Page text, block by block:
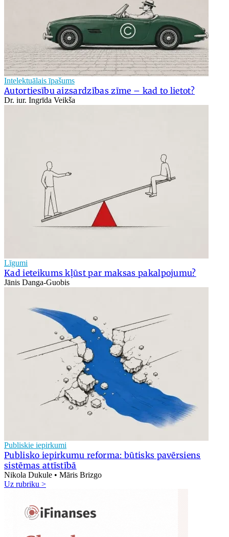
Intelektuālais īpašums
Autortiesību aizsardzības zīme – kad to lietot?
Dr. iur. Ingrīda Veikša
Līgumi
Kad ieteikums kļūst par maksas pakalpojumu?
Jānis Danga-Guobis
Publiskie iepirkumi
Publisko iepirkumu reforma: būtisks pavērsiens
sistēmas attīstībā
Nikola Dukule • Māris Brizgo
Uz rubriku >